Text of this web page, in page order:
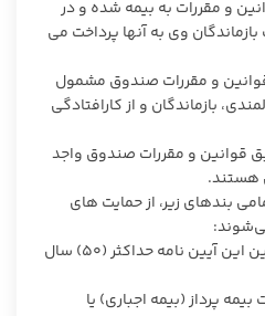
و مقررات به بیمه شده و در
وی به آنها پرداخت می
و مقررات صندوق مشمول
بازماندگان و از کارافتادگی
قوانین و مقررات صندوق واجد
هستند.
بندهای زیر، از حمایت های
۱- شرط سنی برای عضویت مشمولین این آیین نامه حداکثر (۵۰) سال
پرداز (بیمه اجباری) یا